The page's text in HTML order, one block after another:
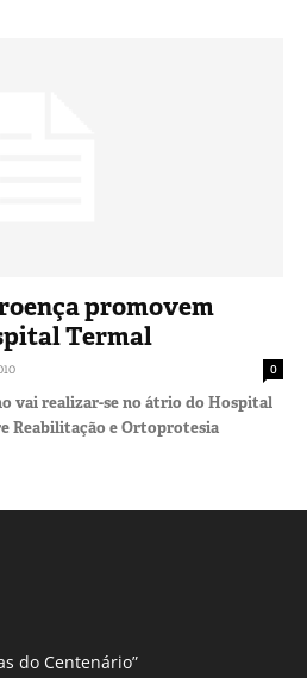
promovem
Termal
0
vai realizar-se no átrio do Hospital
Reabilitação e Ortoprotesia
do Centenário”